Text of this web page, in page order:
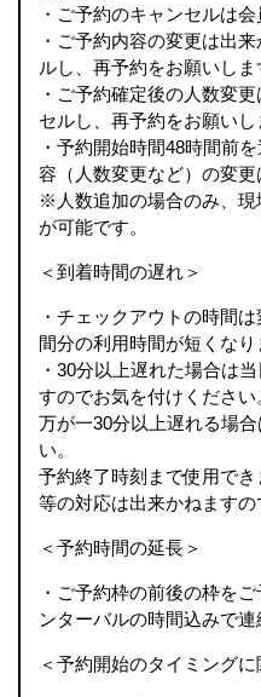
・ご予約のキャンセルは
・ご予約内容の変更は出
ルし、再予約をお願いしま
・ご予約確定後の人数変
セルし、再予約をお願いし
・予約開始時間48時間前
容（人数変更など）の変更
※人数追加の場合のみ、
が可能です。
＜到着時間の遅れ＞
・チェックアウトの時間
間分の利⽤時間が短くなり
・30分以上遅れた場合は
すのでお気を付けください
万が一30分以上遅れる場
い。
予約終了時刻まで使用で
等の対応は出来かねます
＜予約時間の延⻑＞
・ご予約枠の前後の枠を
ンターバルの時間込みで連
＜予約開始のタイミングに